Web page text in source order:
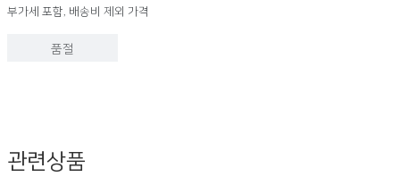
부가세 포함, 배송비 제외 가격
품절
관련상품